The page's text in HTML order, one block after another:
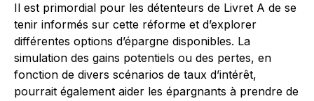
Il est primordial pour les détenteurs de Livret A de se
tenir informés sur cette réforme et d’explorer
différentes options d’épargne disponibles. La
simulation des gains potentiels ou des pertes, en
fonction de divers scénarios de taux d’intérêt,
pourrait également aider les épargnants à prendre de